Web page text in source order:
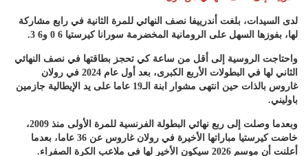
لدى السيدات، بلغت أندرييفا نصف النهائي للمرة الثانية في رابع مشاركة
لها، بفوزها السهل على الرومانية المخضرمة سورانا كيرستيا 6 0 و6 3.
واحتاجت الروسية إلى أقل من ساعة كي تحجز بطاقتها في نصف النهائي
الثاني لها في البطولات الأربع الكبرى، بعد أول عام 2024 في رولان
غاروس بالذات حين انتهى مشوار ابنة الـ19 عاما على يد الإيطالية جازمين
باوليني.
وبعدما وصلت إلى ربع نهائي البطولة الفرنسية للمرة الأولى منذ 2009،
خاضت كيرستيا مباراتها الأخيرة في رولان غاروس عن 36 عاما، بعدما
أعلنت أن موسم 2026 سيكون الأخير لها في ملاعب الكرة الصفراء.